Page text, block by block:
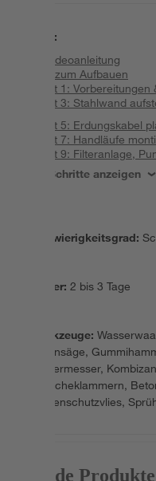
:
Zur Videoanleitung
Tipps zum Aufbauen
Schritt 1:
Schritt 3: Stahlwand
Schritt 5: Erdungskabel
Schritt 7: Handläufe
Schritt 9: Filteranlage,
Alle Schritte anzeigen
Schwierigkeitsgrad:
Dauer:2 bis 3 Tage
Werkzeuge:
Eisensäge,
Cuttermesser,
Wäscheklammern,
Bodenschutzvlies,
Passende Produkte